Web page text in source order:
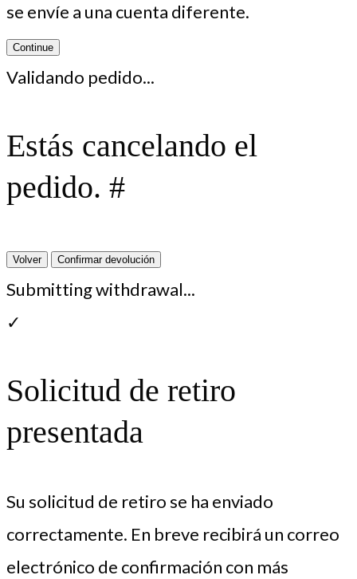
se envíe a una cuenta diferente.
Continue
Validando pedido...
Estás cancelando el
pedido. #
Volver Confirmar devolución
Submitting withdrawal...
✓
Solicitud de retiro
presentada
Su solicitud de retiro se ha enviado
correctamente. En breve recibirá un correo
electrónico de confirmación con más